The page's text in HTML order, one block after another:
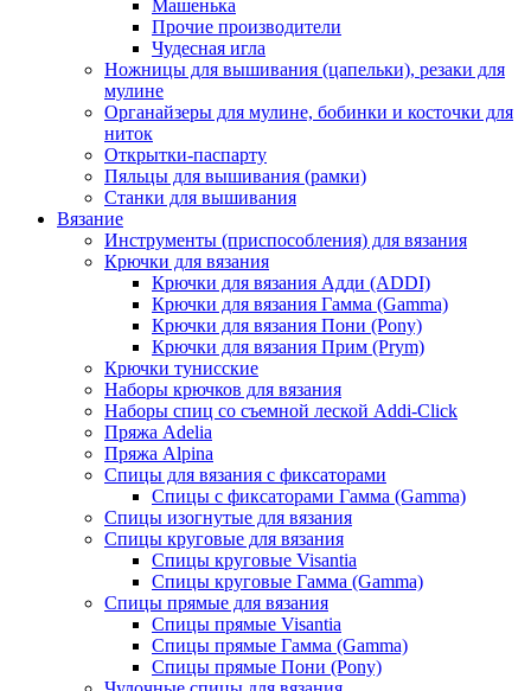
Машенька
Прочие производители
Чудесная игла
Ножницы для вышивания (цапельки), резаки для
мулине
Органайзеры для мулине, бобинки и косточки для
ниток
Открытки-паспарту
Пяльцы для вышивания (рамки)
Станки для вышивания
Вязание
Инструменты (приспособления) для вязания
Крючки для вязания
Крючки для вязания Адди (ADDI)
Крючки для вязания Гамма (Gamma)
Крючки для вязания Пони (Pony)
Крючки для вязания Прим (Prym)
Крючки тунисские
Наборы крючков для вязания
Наборы спиц со съемной леской Addi-Click
Пряжа Adelia
Пряжа Alpina
Спицы для вязания с фиксаторами
Спицы с фиксаторами Гамма (Gamma)
Спицы изогнутые для вязания
Спицы круговые для вязания
Спицы круговые Visantia
Спицы круговые Гамма (Gamma)
Спицы прямые для вязания
Спицы прямые Visantia
Спицы прямые Гамма (Gamma)
Спицы прямые Пони (Pony)